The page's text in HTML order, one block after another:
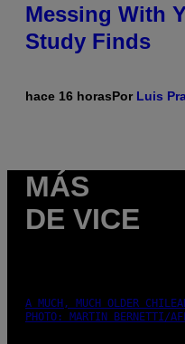
Messing With
Study Finds
hace 16 horasPor Luis
MÁS
DE VICE
A MUCH, MUCH OLDER
PHOTO: MARTIN BERNETTI/